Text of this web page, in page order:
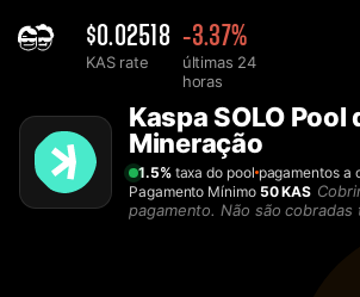
$0.02518
KAS rate
-3.37%
últimas 24
horas
Solo Pool de Kaspa KAS - 2Miners
Kaspa SOLO Pool
Mineração
1.5%taxa do pool pagamentos a
Pagamento Mínimo 50 KAS
pagamento. Não são cobradas